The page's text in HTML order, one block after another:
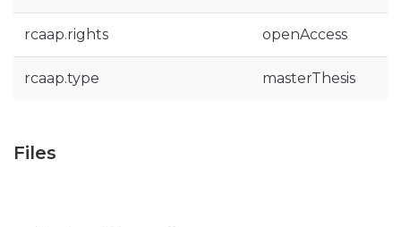
rcaap.rights openAccess
rcaap.type masterThesis
Files